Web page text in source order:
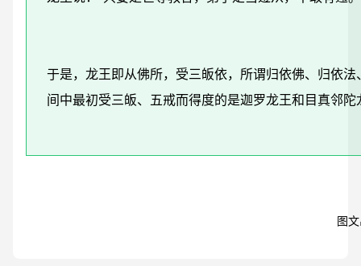
于是，龙王即从佛所，受三皈依，所谓归依佛、归依
间中最初受三皈、五戒而得度的是迦罗龙王和目真邻陀
图